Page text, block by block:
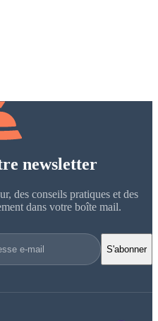
newsletter
des conseils pratiques et des
dans votre boîte mail.
S'abonner